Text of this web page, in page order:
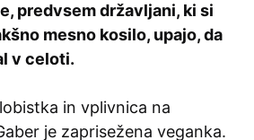
predvsem državljani, ki si
mesno kosilo, upajo, da
v celoti.
in vplivnica na
je zaprisežena veganka.